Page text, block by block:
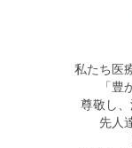
私たち医
「豊
尊敬し、
先人